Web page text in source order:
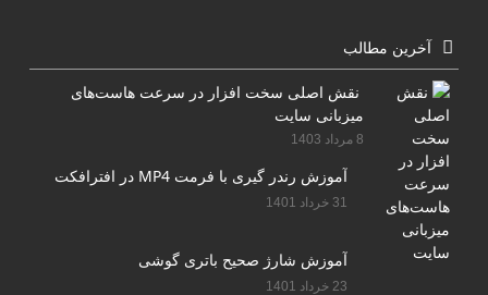
آخرین مطالب
نقش اصلی سخت افزار در سرعت هاست‌های
میزبانی سایت
8 مرداد 1403
آموزش رندر گیری با فرمت MP4 در افترافکت
31 خرداد 1401
آموزش شارژ صحیح باتری گوشی
23 خرداد 1401